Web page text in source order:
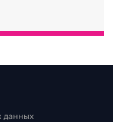
данных